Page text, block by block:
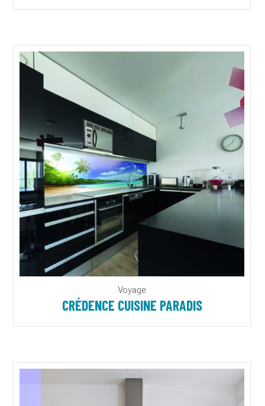
Voyage
CRÉDENCE CUISINE PARADIS